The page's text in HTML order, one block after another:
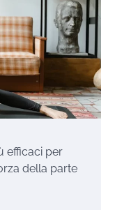
efficaci per
della parte